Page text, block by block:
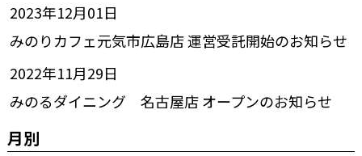
2023年12月01日
みのりカフェ元気市広島店 運営受託開始のお知らせ
2022年11月29日
みのるダイニング 名古屋店 オープンのお知らせ
月別